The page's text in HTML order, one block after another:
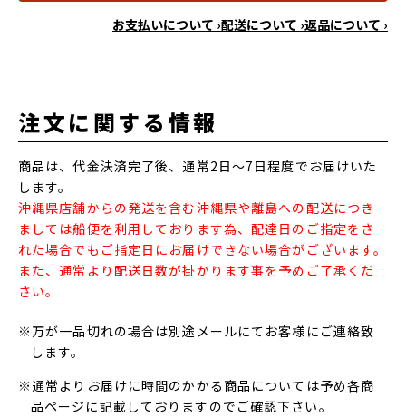
お支払いについて ›配送について ›返品について ›
注文に関する情報
商品は、代金決済完了後、通常2日～7日程度でお届けいた
します。
沖縄県店舗からの発送を含む沖縄県や離島への配送につき
ましては船便を利用しております為、配達日のご指定をさ
れた場合でもご指定日にお届けできない場合がございます。
また、通常より配送日数が掛かります事を予めご了承くだ
さい。
※万が一品切れの場合は別途メールにてお客様にご連絡致
します。
※通常よりお届けに時間のかかる商品については予め各商
品ページに記載しておりますのでご確認下さい。